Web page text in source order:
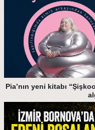
Pia’nın yeni kitabı